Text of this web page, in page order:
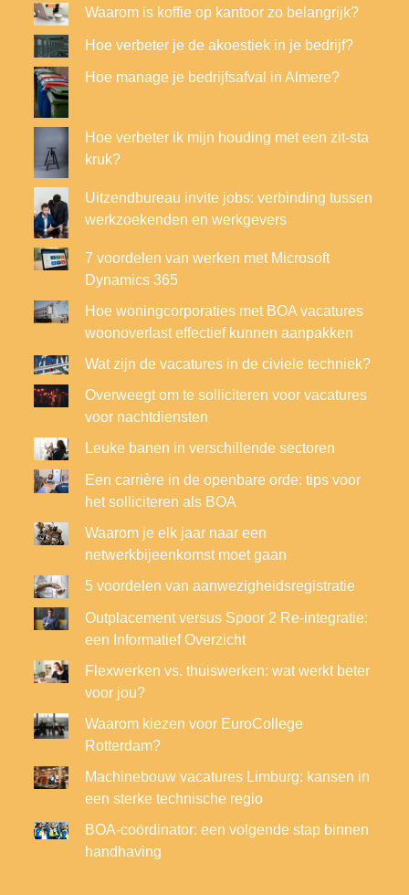
Waarom is koffie op kantoor zo belangrijk?
Hoe verbeter je de akoestiek in je bedrijf?
Hoe manage je bedrijfsafval in Almere?
Hoe verbeter ik mijn houding met een zit-sta
kruk?
Uitzendbureau invite jobs: verbinding tussen
werkzoekenden en werkgevers
7 voordelen van werken met Microsoft
Dynamics 365
Hoe woningcorporaties met BOA vacatures
woonoverlast effectief kunnen aanpakken
Wat zijn de vacatures in de civiele techniek?
Overweegt om te solliciteren voor vacatures
voor nachtdiensten
Leuke banen in verschillende sectoren
Een carrière in de openbare orde: tips voor
het solliciteren als BOA
Waarom je elk jaar naar een
netwerkbijeenkomst moet gaan
5 voordelen van aanwezigheidsregistratie
Outplacement versus Spoor 2 Re-integratie:
een Informatief Overzicht
Flexwerken vs. thuiswerken: wat werkt beter
voor jou?
Waarom kiezen voor EuroCollege
Rotterdam?
Machinebouw vacatures Limburg: kansen in
een sterke technische regio
BOA-coördinator: een volgende stap binnen
handhaving